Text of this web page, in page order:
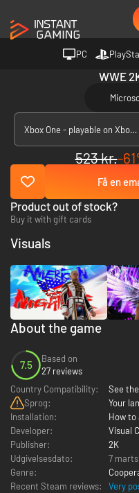
PC
WWE
Xbox One - playable on Xbox Series X|S
523 kr.-
Få en
Product out of stock?
Buy it with gift cards
About the game
7.5
Based on
27 reviews
Country Compatibility:
See
Sprog:
Your
Installation:
How
Developer:
Visual
Publisher:
2K
Udgivelsesdato:
7
Genre:
Recent Steam reviews:
Very
Visuals